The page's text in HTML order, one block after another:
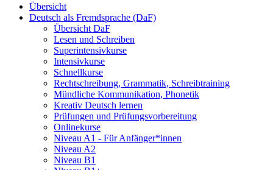
Übersicht
Deutsch als Fremdsprache (DaF)
Übersicht DaF
Lesen und Schreiben
Superintensivkurse
Intensivkurse
Schnellkurse
Rechtschreibung, Grammatik, Schreibtraining
Mündliche Kommunikation, Phonetik
Kreativ Deutsch lernen
Prüfungen und Prüfungsvorbereitung
Onlinekurse
Niveau A1 - Für Anfänger*innen
Niveau A2
Niveau B1